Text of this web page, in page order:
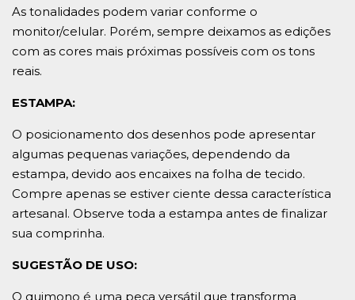
As tonalidades podem variar conforme o
monitor/celular. Porém, sempre deixamos as edições
com as cores mais próximas possíveis com os tons
reais.
ESTAMPA:
O posicionamento dos desenhos pode apresentar
algumas pequenas variações, dependendo da
estampa, devido aos encaixes na folha de tecido.
Compre apenas se estiver ciente dessa característica
artesanal. Observe toda a estampa antes de finalizar
sua comprinha.
SUGESTÃO DE USO:
O quimono é uma peça versátil que transforma